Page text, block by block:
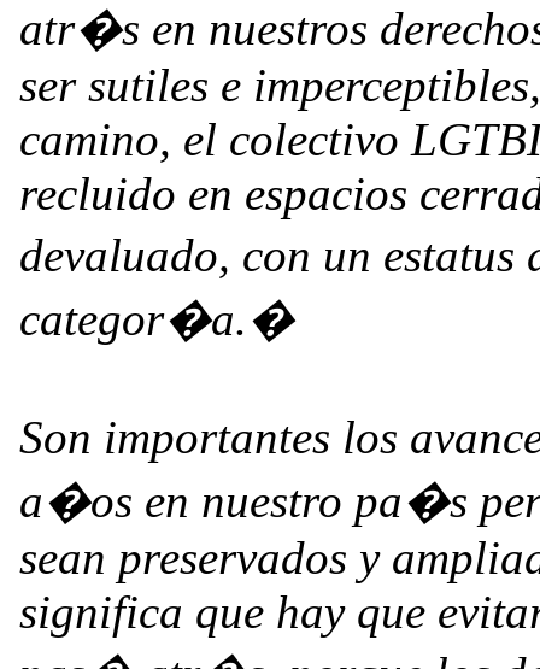
atr�s en nuestros
ser sutiles e
camino, el colectivo
recluido en espacios
devaluado, con un
categor�a.�
Son importantes los
a�os en nuestro pa�s
sean preservados y
significa que hay que